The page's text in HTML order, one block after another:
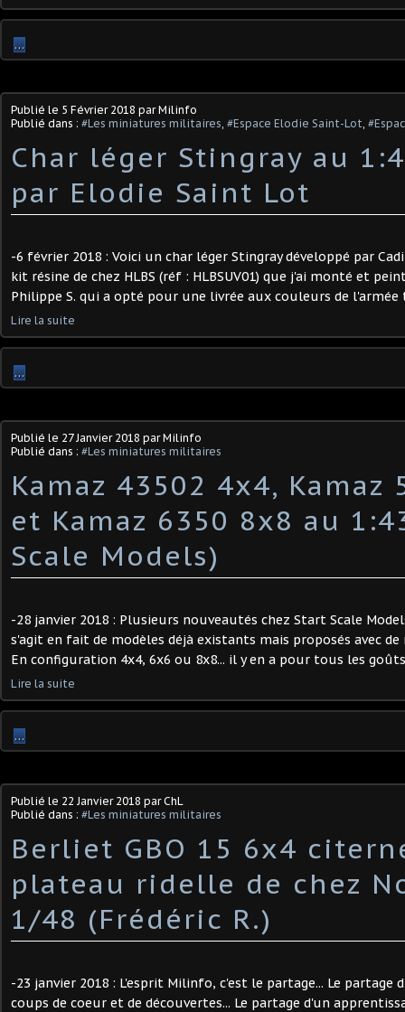
…
Publié le 5 Février 2018 par Milinfo
Publié dans : #Les miniatures militaires, #Espace Elodie Saint-Lot,
Char léger Stingray au
par Elodie Saint Lot
-6 février 2018 : Voici un char léger Stingray développé par
kit résine de chez HLBS (réf : HLBSUV01) que j'ai monté et
Philippe S. qui a opté pour une livrée aux couleurs de l'armée
Lire la suite
…
Publié le 27 Janvier 2018 par Milinfo
Publié dans : #Les miniatures militaires
Kamaz 43502 4x4, Kamaz
et Kamaz 6350 8x8 au
Scale Models)
-28 janvier 2018 : Plusieurs nouveautés chez Start Scale
s'agit en fait de modèles déjà existants mais proposés avec
En configuration 4x4, 6x6 ou 8x8... il y en a pour tous les goûts
Lire la suite
…
Publié le 22 Janvier 2018 par ChL
Publié dans : #Les miniatures militaires
Berliet GBO 15 6x4
plateau ridelle de chez
1/48 (Frédéric R.)
-23 janvier 2018 : L'esprit Milinfo, c'est le partage... Le partage
coups de coeur et de découvertes... Le partage d'un